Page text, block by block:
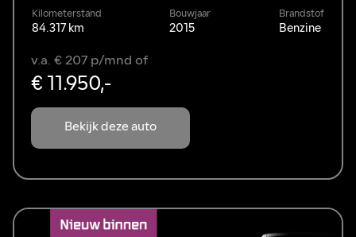
Kilometerstand
84.317 km
Bouwjaar
2015
Brandstof
Benzine
Bekijk deze auto
v.a. € 207 p/mnd of
€ 11.950,-